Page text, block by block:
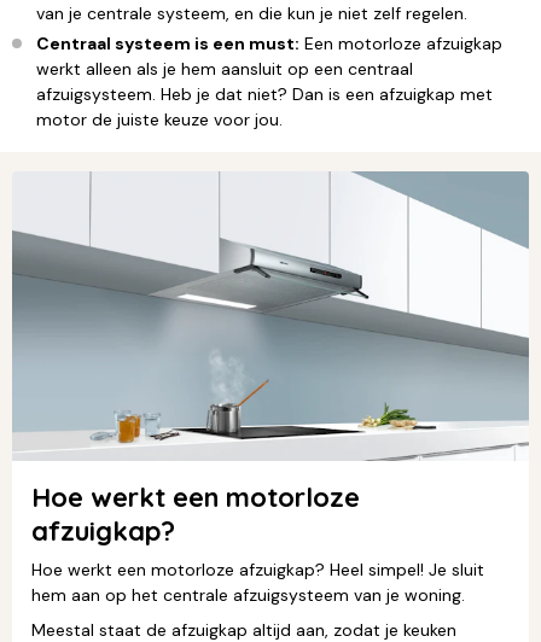
van je centrale systeem, en die kun je niet zelf regelen.
Centraal systeem is een must: Een motorloze afzuigkap
werkt alleen als je hem aansluit op een centraal
afzuigsysteem. Heb je dat niet? Dan is een afzuigkap met
motor de juiste keuze voor jou.
Hoe werkt een motorloze
afzuigkap?
Hoe werkt een motorloze afzuigkap? Heel simpel! Je sluit
hem aan op het centrale afzuigsysteem van je woning.
Meestal staat de afzuigkap altijd aan, zodat je keuken